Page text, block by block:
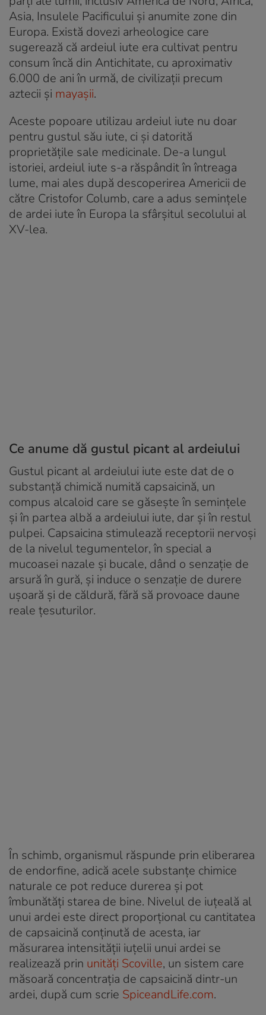
Asia, Insulele Pacificului și anumite zone din
Europa. Există dovezi arheologice care
sugerează că ardeiul iute era cultivat pentru
consum încă din Antichitate, cu aproximativ
6.000 de ani în urmă, de civilizații precum
aztecii și mayașii.
Aceste popoare utilizau ardeiul iute nu doar
pentru gustul său iute, ci și datorită
proprietățile sale medicinale. De-a lungul
istoriei, ardeiul iute s-a răspândit în întreaga
lume, mai ales după descoperirea Americii de
către Cristofor Columb, care a adus semințele
de ardei iute în Europa la sfârșitul secolului al
XV-lea.
Ce anume dă gustul picant al ardeiului
Gustul picant al ardeiului iute este dat de o
substanță chimică numită capsaicină, un
compus alcaloid care se găsește în semințele
și în partea albă a ardeiului iute, dar și în restul
pulpei. Capsaicina stimulează receptorii nervoşi
de la nivelul tegumentelor, în special a
mucoasei nazale şi bucale, dând o senzaţie de
arsură în gură, și induce o senzație de durere
ușoară și de căldură, fără să provoace daune
reale țesuturilor.
În schimb, organismul răspunde prin eliberarea
de endorfine, adică acele substanțe chimice
naturale ce pot reduce durerea și pot
îmbunătăți starea de bine. Nivelul de iuţeală al
unui ardei este direct proporţional cu cantitatea
de capsaicină conţinută de acesta, iar
măsurarea intensității iuțelii unui ardei se
realizează prin unități Scoville, un sistem care
măsoară concentrația de capsaicină dintr-un
ardei, după cum scrie SpiceandLife.com.